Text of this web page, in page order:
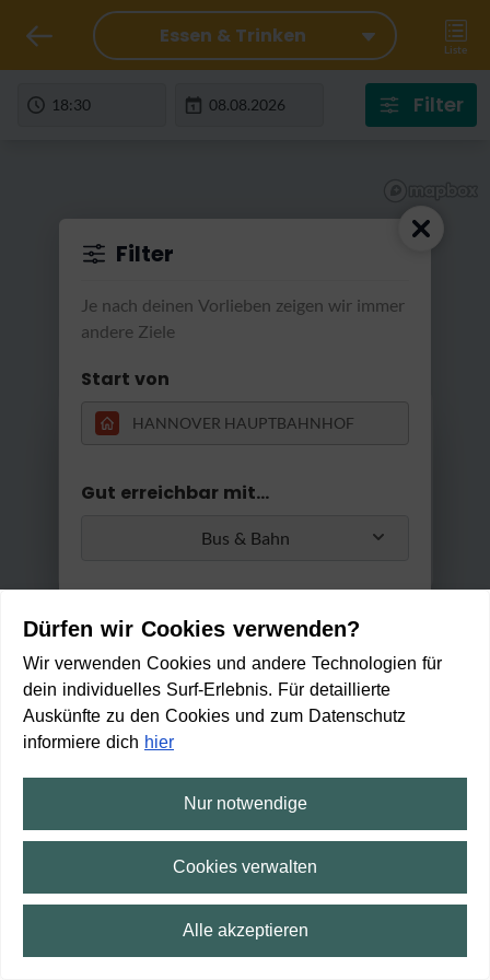
RatterRatter...
Essen & Trinken
Liste
Filter
Maschseefest Hannover
HEUTE (12:00 - 00:00)
5 min 3min
Filter
Je nach deinen Vorlieben zeigen wir immer
andere Ziele
Start von
Gut erreichbar mit...
Bus & Bahn
Umstiege
Max. 2 Umstiege
Min. / Max. Reisezeit
Anwenden
Vollbild
Dürfen wir Cookies verwenden?
Wir verwenden Cookies und andere Technologien für
dein individuelles Surf-Erlebnis. Für detaillierte
Auskünfte zu den Cookies und zum Datenschutz
informiere dich hier
Nur notwendige
Cookies verwalten
Alle akzeptieren